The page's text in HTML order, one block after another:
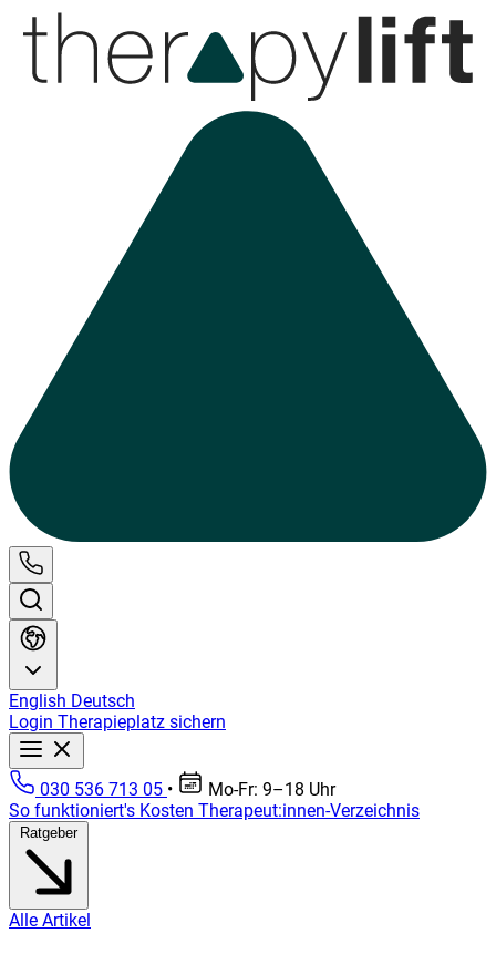
English Deutsch
Login Therapieplatz sichern
030 536 713 05 •
Mo-Fr: 9–18 Uhr
So funktioniert's Kosten Therapeut:innen-Verzeichnis
Ratgeber
Alle Artikel